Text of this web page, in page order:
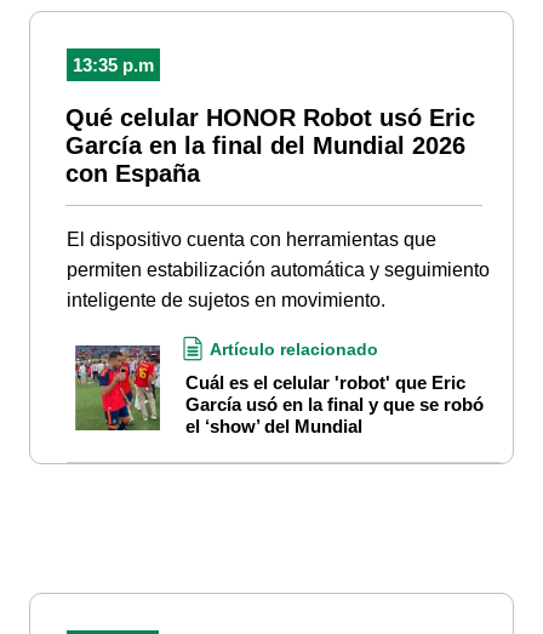
13:35 p.m
Qué celular HONOR Robot usó Eric
García en la final del Mundial 2026
con España
El dispositivo cuenta con herramientas que
permiten estabilización automática y seguimiento
inteligente de sujetos en movimiento.
Artículo relacionado
Cuál es el celular 'robot' que Eric
García usó en la final y que se robó
el ‘show’ del Mundial